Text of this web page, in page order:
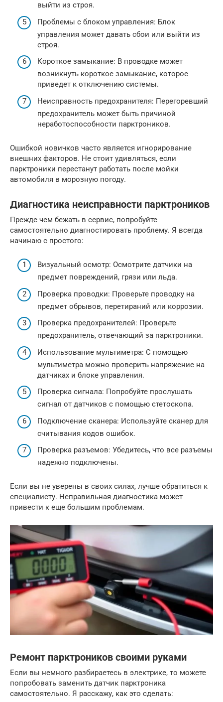
выйти из строя.
Проблемы с блоком управления: Блок
управления может давать сбои или выйти из
строя.
Короткое замыкание: В проводке может
возникнуть короткое замыкание, которое
приведет к отключению системы.
Неисправность предохранителя: Перегоревший
предохранитель может быть причиной
неработоспособности парктроников.
Ошибкой новичков часто является игнорирование
внешних факторов. Не стоит удивляться, если
парктроники перестанут работать после мойки
автомобиля в морозную погоду.
Диагностика неисправности парктроников
Прежде чем бежать в сервис, попробуйте
самостоятельно диагностировать проблему. Я всегда
начинаю с простого:
Визуальный осмотр: Осмотрите датчики на
предмет повреждений, грязи или льда.
Проверка проводки: Проверьте проводку на
предмет обрывов, перетираний или коррозии.
Проверка предохранителей: Проверьте
предохранитель, отвечающий за парктроники.
Использование мультиметра: С помощью
мультиметра можно проверить напряжение на
датчиках и блоке управления.
Проверка сигнала: Попробуйте прослушать
сигнал от датчиков с помощью стетоскопа.
Подключение сканера: Используйте сканер для
считывания кодов ошибок.
Проверка разъемов: Убедитесь, что все разъемы
надежно подключены.
Если вы не уверены в своих силах, лучше обратиться к
специалисту. Неправильная диагностика может
привести к еще большим проблемам.
Ремонт парктроников своими руками
Если вы немного разбираетесь в электрике, то можете
попробовать заменить датчик парктроника
самостоятельно. Я расскажу, как это сделать: